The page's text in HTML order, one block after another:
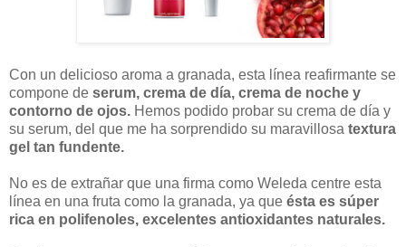
Con un delicioso aroma a granada, esta línea reafirmante se
compone de serum, crema de día, crema de noche y
contorno de ojos. Hemos podido probar su crema de día y
su serum, del que me ha sorprendido su maravillosa textura
gel tan fundente.
No es de extrañar que una firma como Weleda centre esta
línea en una fruta como la granada, ya que ésta es súper
rica en polifenoles, excelentes antioxidantes naturales.